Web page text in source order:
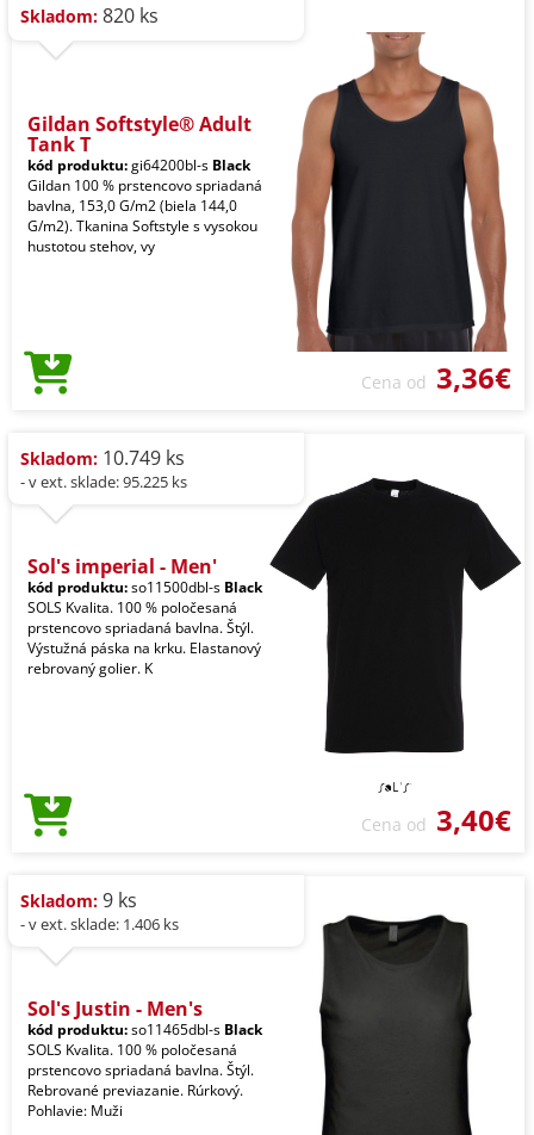
Skladom: 820 ks
Gildan Softstyle® Adult
Tank T
kód produktu:gi64200bl-s Black
Gildan 100 % prstencovo spriadaná
bavlna, 153,0 G/m2 (biela 144,0
G/m2). Tkanina Softstyle s vysokou
hustotou stehov, vy
Cena od 3,36€
Skladom: 10.749 ks
- v ext. sklade: 95.225 ks
Sol's imperial - Men'
kód produktu:so11500dbl-s Black
SOLS Kvalita. 100 % poločesaná
prstencovo spriadaná bavlna. Štýl.
Výstužná páska na krku. Elastanový
rebrovaný golier. K
Cena od 3,40€
Skladom: 9 ks
- v ext. sklade: 1.406 ks
Sol's Justin - Men's
kód produktu:so11465dbl-s Black
SOLS Kvalita. 100 % poločesaná
prstencovo spriadaná bavlna. Štýl.
Rebrované previazanie. Rúrkový.
Pohlavie: Muži